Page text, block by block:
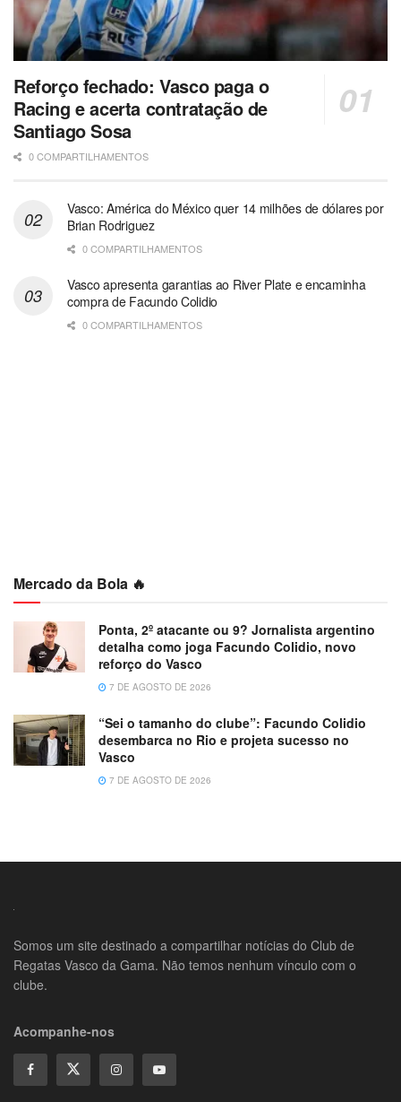
Reforço fechado: Vasco paga o
Racing e acerta contratação de
Santiago Sosa
0 COMPARTILHAMENTOS
Vasco: América do México quer 14 milhões de dólares por
Brian Rodriguez
0 COMPARTILHAMENTOS
Vasco apresenta garantias ao River Plate e encaminha
compra de Facundo Colidio
0 COMPARTILHAMENTOS
Mercado da Bola 🔥
Ponta, 2º atacante ou 9? Jornalista argentino
detalha como joga Facundo Colidio, novo
reforço do Vasco
7 DE AGOSTO DE 2026
“Sei o tamanho do clube”: Facundo Colidio
desembarca no Rio e projeta sucesso no
Vasco
7 DE AGOSTO DE 2026
Somos um site destinado a compartilhar notícias do Club de
Regatas Vasco da Gama. Não temos nenhum vínculo com o
clube.
Acompanhe-nos